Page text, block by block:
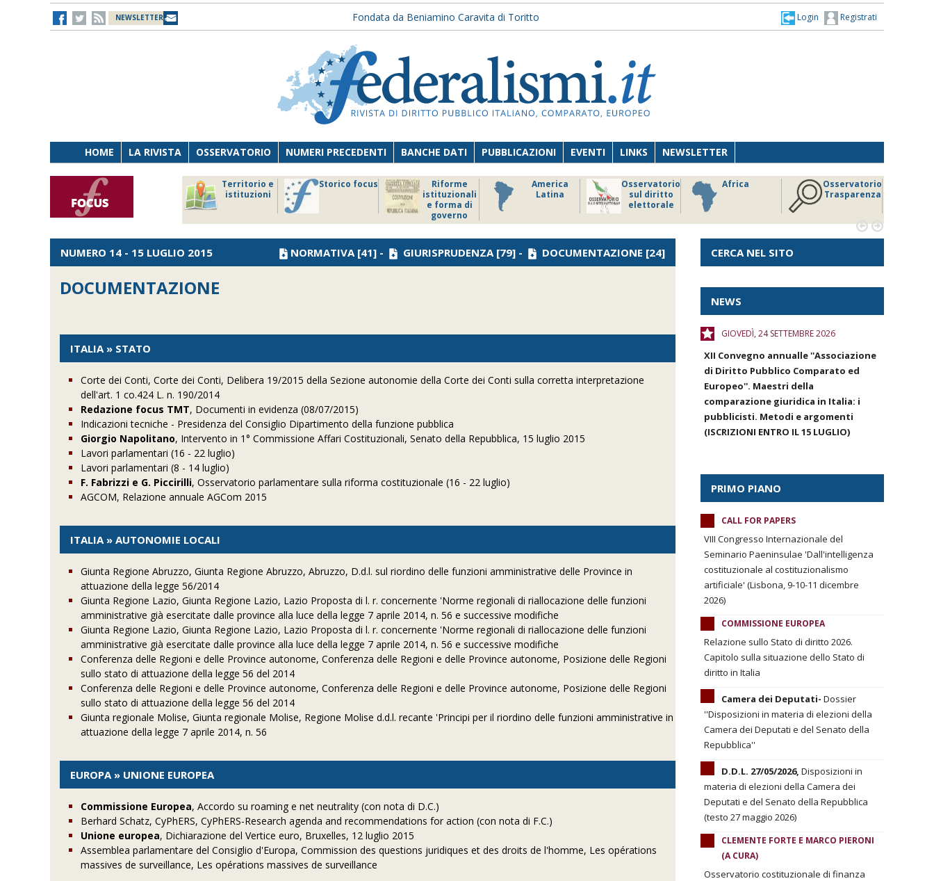
NEWSLETTER Fondata da Beniamino Caravita di Toritto Registrati
Login
HOME LA RIVISTA OSSERVATORIO NUMERI PRECEDENTI BANCHE DATI PUBBLICAZIONI EVENTI LINKS NEWSLETTER
Territorio e
istituzioni
Storico focus
Riforme
istituzionali
e forma di
governo
America
Latina
Osservatorio
sul diritto
elettorale
Africa
Osservatorio
Trasparenza
 
NUMERO 14 - 15 LUGLIO 2015
NORMATIVA[41] - GIURISPRUDENZA[79] - DOCUMENTAZIONE [24]
DOCUMENTAZIONE
ITALIA » STATO
Corte dei Conti, Corte dei Conti, Delibera 19/2015 della Sezione autonomie della Corte dei Conti sulla corretta interpretazione
dell'art. 1 co.424 L. n. 190/2014
Redazione focus TMT, Documenti in evidenza (08/07/2015)
Indicazioni tecniche - Presidenza del Consiglio Dipartimento della funzione pubblica
Giorgio Napolitano, Intervento in 1° Commissione Affari Costituzionali, Senato della Repubblica, 15 luglio 2015
Lavori parlamentari (16 - 22 luglio)
Lavori parlamentari (8 - 14 luglio)
F. Fabrizzi e G. Piccirilli, Osservatorio parlamentare sulla riforma costituzionale (16 - 22 luglio)
AGCOM, Relazione annuale AGCom 2015
ITALIA » AUTONOMIE LOCALI
Giunta Regione Abruzzo, Giunta Regione Abruzzo, Abruzzo, D.d.l. sul riordino delle funzioni amministrative delle Province in
attuazione della legge 56/2014
Giunta Regione Lazio, Giunta Regione Lazio, Lazio Proposta di l. r. concernente 'Norme regionali di riallocazione delle funzioni
amministrative già esercitate dalle province alla luce della legge 7 aprile 2014, n. 56 e successive modifiche
Giunta Regione Lazio, Giunta Regione Lazio, Lazio Proposta di l. r. concernente 'Norme regionali di riallocazione delle funzioni
amministrative già esercitate dalle province alla luce della legge 7 aprile 2014, n. 56 e successive modifiche
Conferenza delle Regioni e delle Province autonome, Conferenza delle Regioni e delle Province autonome, Posizione delle Regioni
sullo stato di attuazione della legge 56 del 2014
Conferenza delle Regioni e delle Province autonome, Conferenza delle Regioni e delle Province autonome, Posizione delle Regioni
sullo stato di attuazione della legge 56 del 2014
Giunta regionale Molise, Giunta regionale Molise, Regione Molise d.d.l. recante 'Principi per il riordino delle funzioni amministrative in
attuazione della legge 7 aprile 2014, n. 56
EUROPA » UNIONE EUROPEA
Commissione Europea, Accordo su roaming e net neutrality (con nota di D.C.)
Berhard Schatz, CyPhERS, CyPhERS-Research agenda and recommendations for action (con nota di F.C.)
Unione europea, Dichiarazione del Vertice euro, Bruxelles, 12 luglio 2015
Assemblea parlamentare del Consiglio d'Europa, Commission des questions juridiques et des droits de l'homme, Les opérations
massives de surveillance, Les opérations massives de surveillance
CERCA NEL SITO
NEWS
GIOVEDÌ, 24 SETTEMBRE 2026
XII Convegno annualle ''Associazione
di Diritto Pubblico Comparato ed
Europeo''. Maestri della
comparazione giuridica in Italia: i
pubblicisti. Metodi e argomenti
(ISCRIZIONI ENTRO IL 15 LUGLIO)
PRIMO PIANO
CALL FOR PAPERS
VIII Congresso Internazionale del
Seminario Paeninsulae 'Dall'intelligenza
costituzionale al costituzionalismo
artificiale' (Lisbona, 9-10-11 dicembre
2026)
COMMISSIONE EUROPEA
Relazione sullo Stato di diritto 2026.
Capitolo sulla situazione dello Stato di
diritto in Italia
Camera dei Deputati- Dossier
''Disposizioni in materia di elezioni della
Camera dei Deputati e del Senato della
Repubblica''
D.D.L. 27/05/2026, Disposizioni in
materia di elezioni della Camera dei
Deputati e del Senato della Repubblica
(testo 27 maggio 2026)
CLEMENTE FORTE E MARCO PIERONI
(A CURA)
Osservatorio costituzionale di finanza